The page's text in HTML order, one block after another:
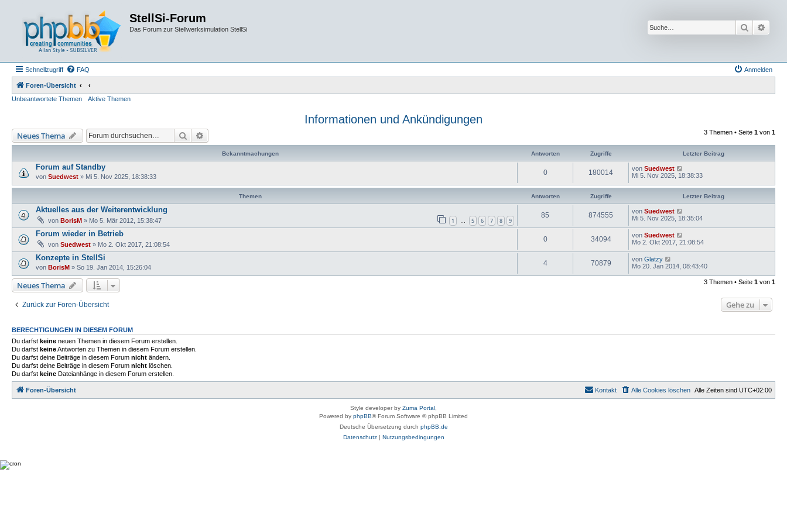
StellSi-Forum
Das Forum zur Stellwerksimulation StellSi Suche
Schnellzugriff FAQ Anmelden
Foren-Übersicht
Unbeantwortete Themen
Aktive Themen
Informationen und Ankündigungen
Neues Thema Suche 3 Themen • Seite 1 von 1
Bekanntmachungen Antworten Zugriffe Letzter Beitrag
Forum auf Standby
von Suedwest » Mi 5. Nov 2025, 18:38:33
0 180014 von Suedwest
Mi 5. Nov 2025, 18:38:33
Themen Antworten Zugriffe Letzter Beitrag
Aktuelles aus der Weiterentwicklung
von BorisM » Mo 5. Mär 2012, 15:38:47 1 … 5 6 7 8 9
85 874555 von Suedwest
Mi 5. Nov 2025, 18:35:04
Forum wieder in Betrieb
von Suedwest » Mo 2. Okt 2017, 21:08:54
0 34094 von Suedwest
Mo 2. Okt 2017, 21:08:54
Konzepte in StellSi
von BorisM » So 19. Jan 2014, 15:26:04
4 70879 von Glatzy
Mo 20. Jan 2014, 08:43:40
Neues Thema 3 Themen • Seite 1 von 1
Zurück zur Foren-Übersicht Gehe zu
BERECHTIGUNGEN IN DIESEM FORUM
Du darfst keine neuen Themen in diesem Forum erstellen.
Du darfst keineAntworten zu Themen in diesem Forum erstellen.
Du darfst deine Beiträge in diesem Forum nicht ändern.
Du darfst deine Beiträge in diesem Forum nicht löschen.
Du darfst keine Dateianhänge in diesem Forum erstellen.
Foren-Übersicht Alle Zeiten sind UTC+02:00
Alle Cookies löschen
Kontakt
Style developer by Zuma Portal
Powered by phpBB® Forum Software © phpBB Limited
Deutsche Übersetzung durch phpBB.de
Datenschutz| Nutzungsbedingungen